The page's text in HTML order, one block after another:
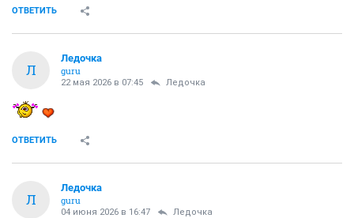
ОТВЕТИТЬ
Л
Ледочка
guru
22 мая 2026 в 07:45 Ледочка
ОТВЕТИТЬ
Л
Ледочка
guru
04 июня 2026 в 16:47 Ледочка